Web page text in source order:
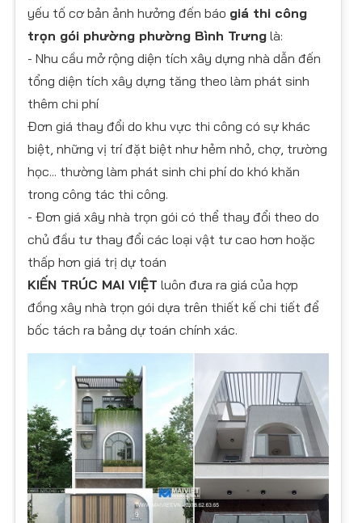
yếu tố cơ bản ảnh hưởng đến báo giá thi công
trọn gói phường phường Bình Trưng là:
- Nhu cầu mở rộng diện tích xây dựng nhà dẫn đến
tổng diện tích xây dựng tăng theo làm phát sinh
thêm chi phí
Đơn giá thay đổi do khu vực thi công có sự khác
biệt, những vị trí đặt biệt như hẻm nhỏ, chợ, trường
học... thường làm phát sinh chi phí do khó khăn
trong công tác thi công.
- Đơn giá xây nhà trọn gói có thể thay đổi theo do
chủ đầu tư thay đổi các loại vật tư cao hơn hoặc
thấp hơn giá trị dự toán
KIẾN TRÚC MAI VIỆT luôn đưa ra giá của hợp
đồng xây nhà trọn gói dựa trên thiết kế chi tiết để
bốc tách ra bảng dự toán chính xác.